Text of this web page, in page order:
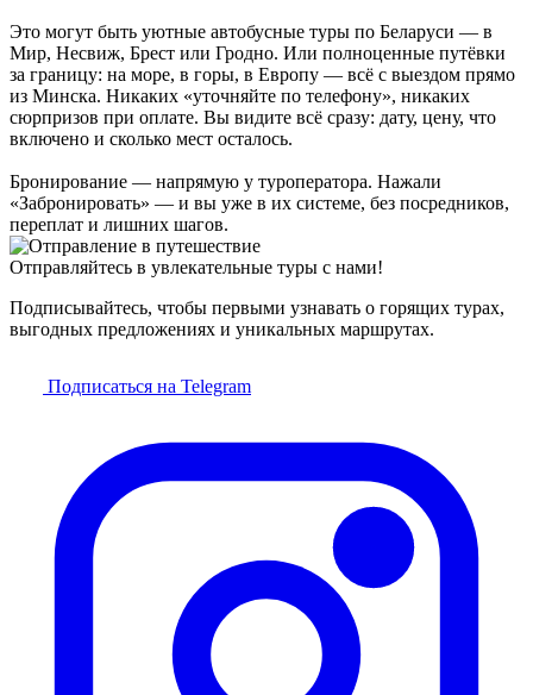
Это могут быть уютные автобусные туры по Беларуси — в
Мир, Несвиж, Брест или Гродно. Или полноценные путёвки
за границу: на море, в горы, в Европу — всё с выездом прямо
из Минска. Никаких «уточняйте по телефону», никаких
сюрпризов при оплате. Вы видите всё сразу: дату, цену, что
включено и сколько мест осталось.
Бронирование — напрямую у туроператора. Нажали
«Забронировать» — и вы уже в их системе, без посредников,
переплат и лишних шагов.
Отправляйтесь в увлекательные туры с нами!
Подписывайтесь, чтобы первыми узнавать о горящих турах,
выгодных предложениях и уникальных маршрутах.
Подписаться на Telegram